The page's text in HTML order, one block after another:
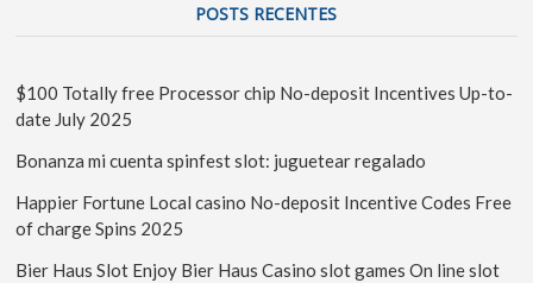
POSTS RECENTES
$100 Totally free Processor chip No-deposit Incentives Up-to-
date July 2025
Bonanza mi cuenta spinfest slot: juguetear regalado
Happier Fortune Local casino No-deposit Incentive Codes Free
of charge Spins 2025
Bier Haus Slot Enjoy Bier Haus Casino slot games On line slot